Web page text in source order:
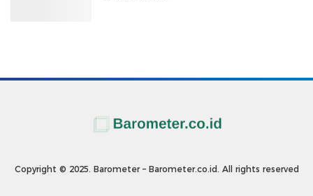
Copyright © 2025. Barometer – Barometer.co.id. All rights reserved